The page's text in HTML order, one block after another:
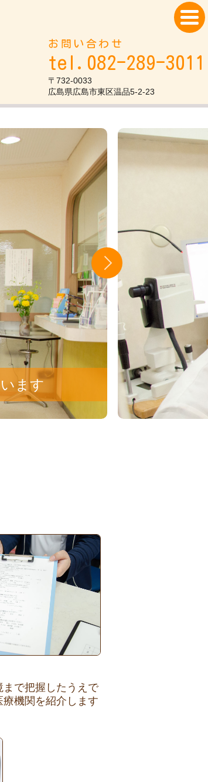
お問い合わせ
tel.082-289-3011
〒732-0033
広島県広島市東区温品5-2-23
ます
で把握したうえで
機関を紹介します